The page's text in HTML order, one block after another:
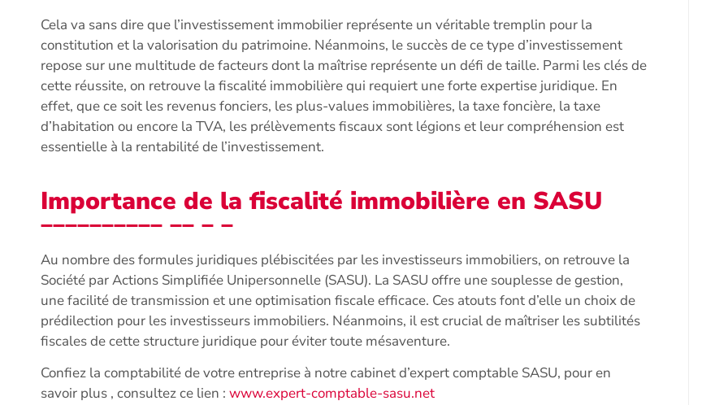
Cela va sans dire que l’investissement immobilier représente un véritable tremplin pour la
constitution et la valorisation du patrimoine. Néanmoins, le succès de ce type d’investissement
repose sur une multitude de facteurs dont la maîtrise représente un défi de taille. Parmi les clés de
cette réussite, on retrouve la fiscalité immobilière qui requiert une forte expertise juridique. En
effet, que ce soit les revenus fonciers, les plus-values immobilières, la taxe foncière, la taxe
d’habitation ou encore la TVA, les prélèvements fiscaux sont légions et leur compréhension est
essentielle à la rentabilité de l’investissement.
Importance de la fiscalité immobilière en SASU
Au nombre des formules juridiques plébiscitées par les investisseurs immobiliers, on retrouve la
Société par Actions Simplifiée Unipersonnelle (SASU). La SASU offre une souplesse de gestion,
une facilité de transmission et une optimisation fiscale efficace. Ces atouts font d’elle un choix de
prédilection pour les investisseurs immobiliers. Néanmoins, il est crucial de maîtriser les subtilités
fiscales de cette structure juridique pour éviter toute mésaventure.
Confiez la comptabilité de votre entreprise à notre cabinet d’expert comptable SASU, pour en
savoir plus , consultez ce lien : www.expert-comptable-sasu.net